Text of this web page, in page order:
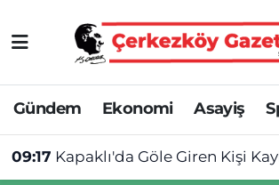
Gündem Ekonomi Asayiş
09:17 Kapaklı'da Göle Giren Kişi
Asayiş
Ekonomi
Gündem
Tekirdağ Nöbetçi Eczaneler
Tekirdağ Hava Durumu
Tekirdağ Namaz Vakitleri